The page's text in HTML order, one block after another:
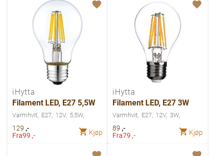
iHytta
Filament LED, E27 5,5W
Varmhvit E27 12V 5,5W
129 ,-
Fra99 ,- Kjøp
iHytta
Filament LED, E27 3W
Varmhvit E27 12V 3W
89 ,-
Fra79 ,- Kjøp